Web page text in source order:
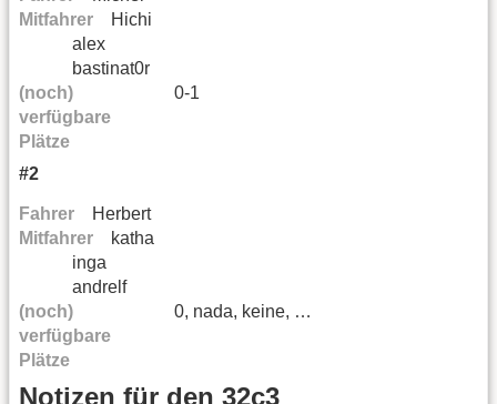
Mitfahrer
Hichi
alex
bastinat0r
(noch)
verfügbare
Plätze
0-1
#2
Fahrer
Herbert
Mitfahrer
katha
inga
andrelf
(noch)
verfügbare
Plätze
0, nada, keine, …
Notizen für den 32c3